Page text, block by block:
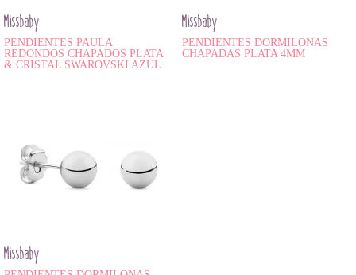
Missbaby
PENDIENTES PAULA
REDONDOS CHAPADOS PLATA
& CRISTAL SWAROVSKI AZUL
Missbaby
PENDIENTES DORMILONAS
CHAPADAS PLATA 4MM
Missbaby